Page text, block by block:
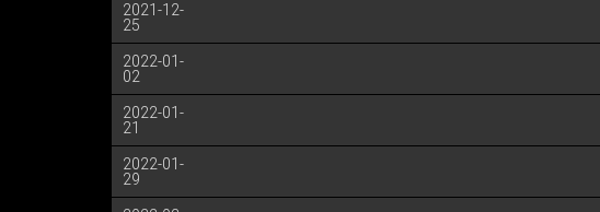
2021-12-
25
2022-01-
02
2022-01-
21
2022-01-
29